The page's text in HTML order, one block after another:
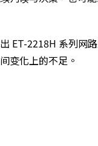
ET-2218H 系列网
变化上的不足。